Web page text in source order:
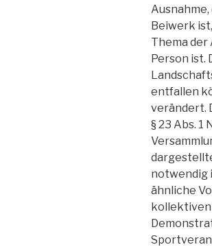
Beiwerk
Thema der
Person ist.
entfallen
verändert.
§ 23 Abs. 1
notwendig
ähnliche
kollektiven